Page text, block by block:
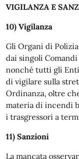
VIGILANZA E
10) Vigilanza
Gli Organi di
dai singoli
nonché tutti gli
di vigilare sulla
Ordinanza, oltre
materia di incendi
i trasgressori a
11) Sanzioni
La mancata